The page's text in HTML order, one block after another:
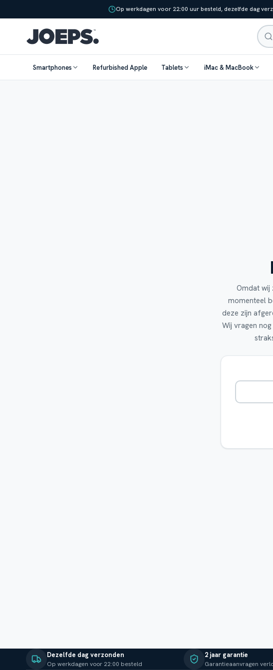
Op werkdagen voor 22:00 uur besteld, dezelfde dag
Smartphones Refurbished Apple Tablets iMac & MacBook
Omdat wij
momenteel
deze zijn
Wij vragen
Dezelfde dag verzonden
Op werkdagen voor 22:00 besteld
2 jaar garantie
Garantieaanvragen